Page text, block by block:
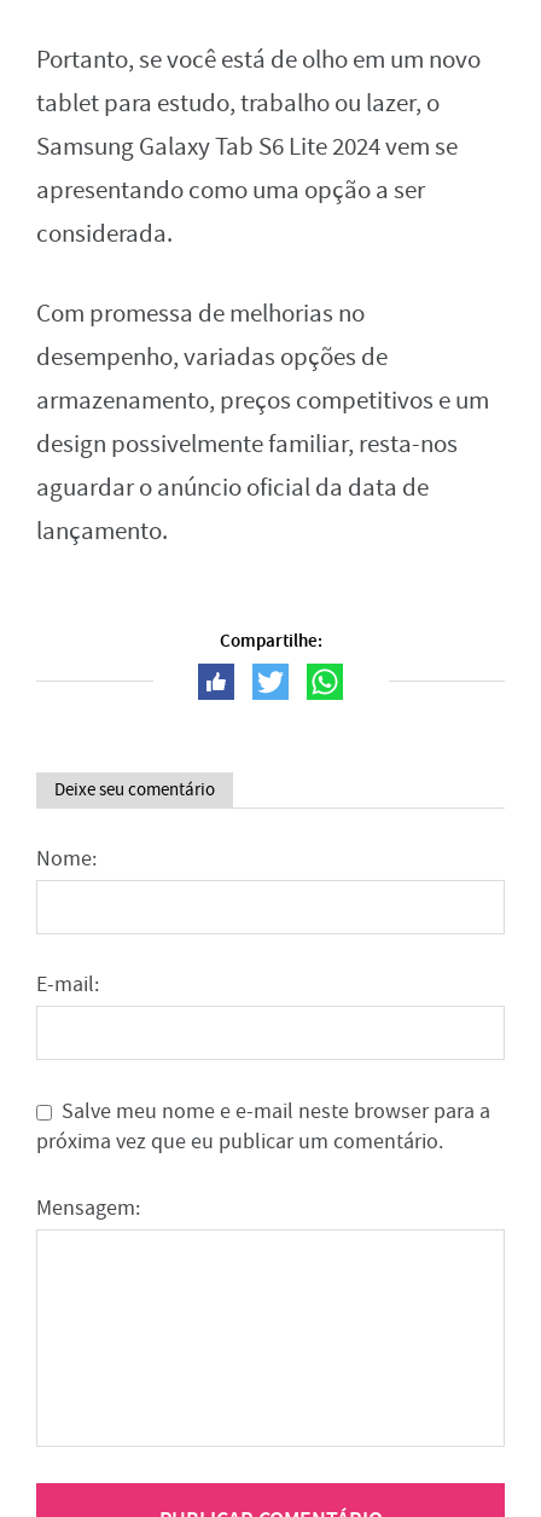
Portanto, se você está de olho em um novo
tablet para estudo, trabalho ou lazer, o
Samsung Galaxy Tab S6 Lite 2024 vem se
apresentando como uma opção a ser
considerada.
Com promessa de melhorias no
desempenho, variadas opções de
armazenamento, preços competitivos e um
design possivelmente familiar, resta-nos
aguardar o anúncio oficial da data de
lançamento.
Compartilhe:
Deixe seu comentário
Nome:
E-mail:
Salve meu nome e e-mail neste browser para a
próxima vez que eu publicar um comentário.
Mensagem: